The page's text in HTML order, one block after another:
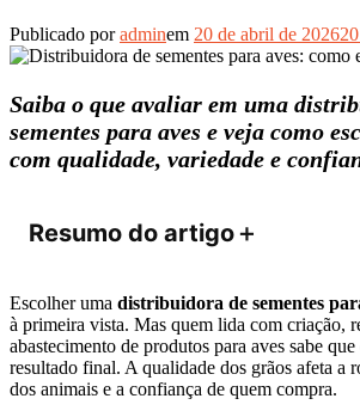
Publicado poradminem 20 de abril de 2026
Saiba o que avaliar em uma
sementes para aves e veja como
com qualidade, variedade e
Resumo do artigo＋
Escolher uma distribuidora de sementes
à primeira vista. Mas quem lida com criação,
abastecimento de produtos para aves sabe que
resultado final. A qualidade dos grãos afeta a
dos animais e a confiança de quem compra.